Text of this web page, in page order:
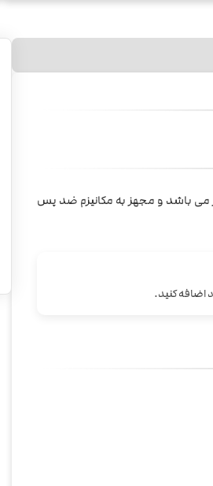
ظرفیت حجم تانک آن 2 میلی لیتر می باشد و مجهز به مکانیزم ضد پس
اضافه کنید.